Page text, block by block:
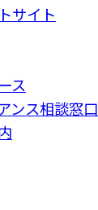
サイト
ス
ンス相談窓⼝